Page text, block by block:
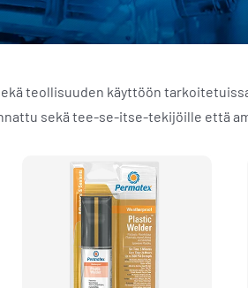
teollisuuden käyttöön
sekä tee-se-itse-tekijöille että